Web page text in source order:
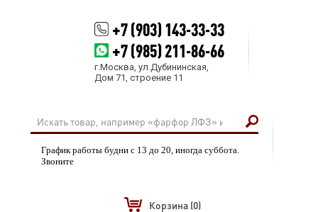
+7 (903) 143-33-33
+7 (985) 211-86-66
г.Москва, ул.Дубининская,
Дом 71, строение 11
График работы будни с 13 до 20, иногда суббота.
Звоните
Корзина (0)